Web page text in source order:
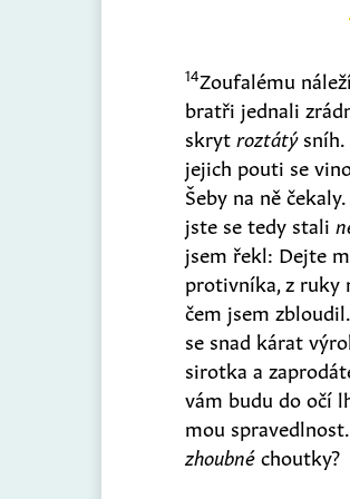
14Zoufalému
bratři jednali
skryt roztátýsníh.
jejich pouti se
Šeby na ně
jste se tedy stali
jsem řekl: Dejte
protivníka, z
čem jsem
se snad kárat
sirotka a
vám budu do očí
mou
zhoubnéchoutky?